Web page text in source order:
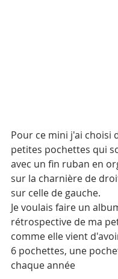
Pour ce mini j'ai choisi
petites pochettes qui
avec un fin ruban en
sur la charnière de
sur celle de gauche.
Je voulais faire un
rétrospective de ma
comme elle vient
6 pochettes, une
chaque année